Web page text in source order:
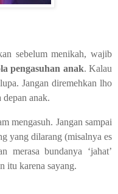
sebelum menikah, wajib
pengasuhan anak. Kalau
Jangan diremehkan lho
depan anak.
mengasuh. Jangan sampai
yang dilarang (misalnya es
merasa bundanya ‘jahat’
itu karena sayang.